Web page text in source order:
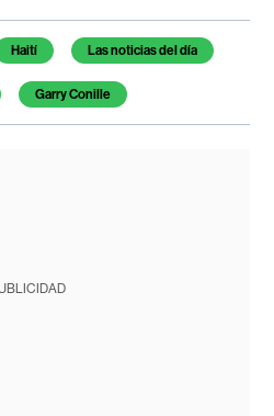
Haití Las noticias del día
Garry Conille